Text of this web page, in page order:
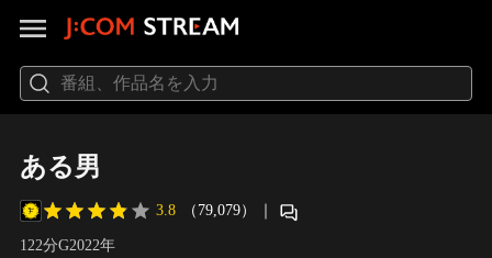
ある男
3.8 （79,079） ｜
122分G2022年